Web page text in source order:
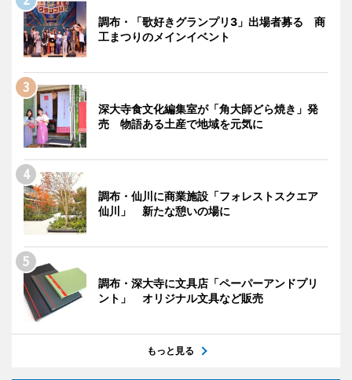
調布・「歌好きグランプリ3」出場者募る 商
工まつりのメインイベント
深大寺食文化編集室が「角大師どら焼き」発
売 物語ある土産で地域を元気に
調布・仙川に商業施設「フォレストスクエア
仙川」 新たな憩いの場に
調布・深大寺に文具店「ペーパーアンドプリ
ント」 オリジナル文具など販売
もっと見る